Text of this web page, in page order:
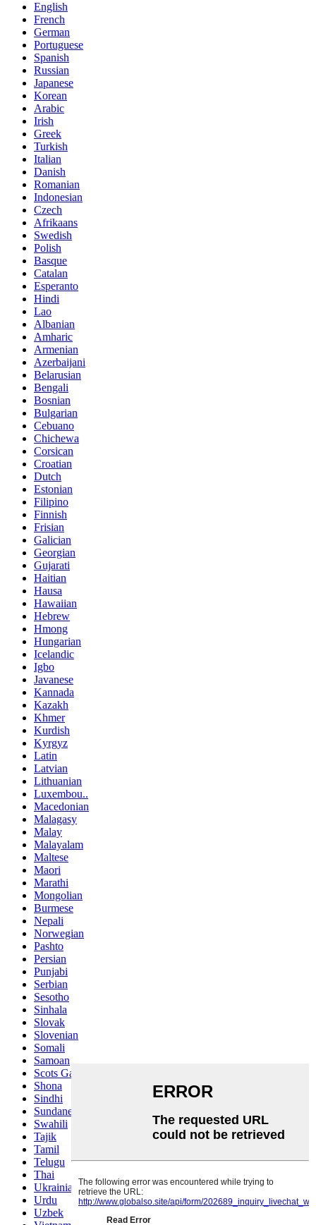
English
French
German
Portuguese
Spanish
Russian
Japanese
Korean
Arabic
Irish
Greek
Turkish
Italian
Danish
Romanian
Indonesian
Czech
Afrikaans
Swedish
Polish
Basque
Catalan
Esperanto
Hindi
Lao
Albanian
Amharic
Armenian
Azerbaijani
Belarusian
Bengali
Bosnian
Bulgarian
Cebuano
Chichewa
Corsican
Croatian
Dutch
Estonian
Filipino
Finnish
Frisian
Galician
Georgian
Gujarati
Haitian
Hausa
Hawaiian
Hebrew
Hmong
Hungarian
Icelandic
Igbo
Javanese
Kannada
Kazakh
Khmer
Kurdish
Kyrgyz
Latin
Latvian
Lithuanian
Luxembou..
Macedonian
Malagasy
Malay
Malayalam
Maltese
Maori
Marathi
Mongolian
Burmese
Nepali
Norwegian
Pashto
Persian
Punjabi
Serbian
Sesotho
Sinhala
Slovak
Slovenian
Somali
Samoan
Scots Gaelic
Shona
Sindhi
Sundanese
Swahili
Tajik
Tamil
Telugu
Thai
Ukrainian
Urdu
Uzbek